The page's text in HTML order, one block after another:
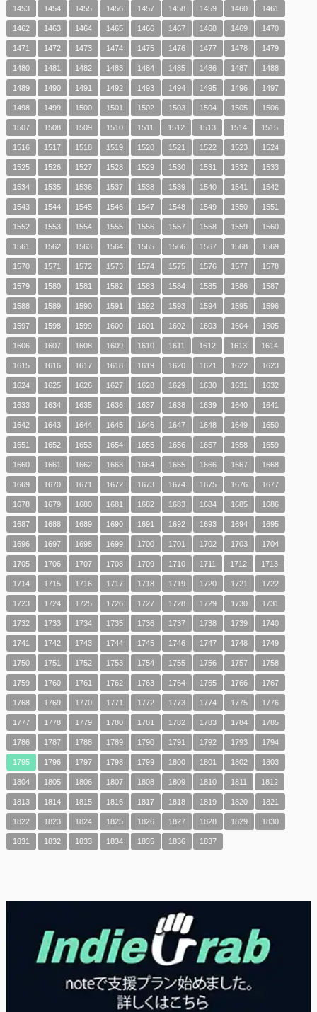
1453 1454 1455 1456 1457 1458 1459 1460 1461
1462 1463 1464 1465 1466 1467 1468 1469 1470
1471 1472 1473 1474 1475 1476 1477 1478 1479
1480 1481 1482 1483 1484 1485 1486 1487 1488
1489 1490 1491 1492 1493 1494 1495 1496 1497
1498 1499 1500 1501 1502 1503 1504 1505 1506
1507 1508 1509 1510 1511 1512 1513 1514 1515
1516 1517 1518 1519 1520 1521 1522 1523 1524
1525 1526 1527 1528 1529 1530 1531 1532 1533
1534 1535 1536 1537 1538 1539 1540 1541 1542
1543 1544 1545 1546 1547 1548 1549 1550 1551
1552 1553 1554 1555 1556 1557 1558 1559 1560
1561 1562 1563 1564 1565 1566 1567 1568 1569
1570 1571 1572 1573 1574 1575 1576 1577 1578
1579 1580 1581 1582 1583 1584 1585 1586 1587
1588 1589 1590 1591 1592 1593 1594 1595 1596
1597 1598 1599 1600 1601 1602 1603 1604 1605
1606 1607 1608 1609 1610 1611 1612 1613 1614
1615 1616 1617 1618 1619 1620 1621 1622 1623
1624 1625 1626 1627 1628 1629 1630 1631 1632
1633 1634 1635 1636 1637 1638 1639 1640 1641
1642 1643 1644 1645 1646 1647 1648 1649 1650
1651 1652 1653 1654 1655 1656 1657 1658 1659
1660 1661 1662 1663 1664 1665 1666 1667 1668
1669 1670 1671 1672 1673 1674 1675 1676 1677
1678 1679 1680 1681 1682 1683 1684 1685 1686
1687 1688 1689 1690 1691 1692 1693 1694 1695
1696 1697 1698 1699 1700 1701 1702 1703 1704
1705 1706 1707 1708 1709 1710 1711 1712 1713
1714 1715 1716 1717 1718 1719 1720 1721 1722
1723 1724 1725 1726 1727 1728 1729 1730 1731
1732 1733 1734 1735 1736 1737 1738 1739 1740
1741 1742 1743 1744 1745 1746 1747 1748 1749
1750 1751 1752 1753 1754 1755 1756 1757 1758
1759 1760 1761 1762 1763 1764 1765 1766 1767
1768 1769 1770 1771 1772 1773 1774 1775 1776
1777 1778 1779 1780 1781 1782 1783 1784 1785
1786 1787 1788 1789 1790 1791 1792 1793 1794
1795 1796 1797 1798 1799 1800 1801 1802 1803
1804 1805 1806 1807 1808 1809 1810 1811 1812
1813 1814 1815 1816 1817 1818 1819 1820 1821
1822 1823 1824 1825 1826 1827 1828 1829 1830
1831 1832 1833 1834 1835 1836 1837